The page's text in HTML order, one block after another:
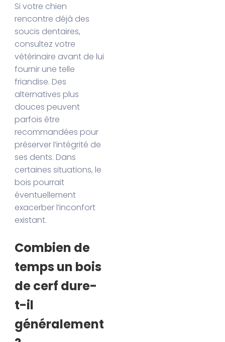
Si votre chien
rencontre déjà des
soucis dentaires,
consultez votre
vétérinaire avant de lui
fournir une telle
friandise. Des
alternatives plus
douces peuvent
parfois être
recommandées pour
préserver l’intégrité de
ses dents. Dans
certaines situations, le
bois pourrait
éventuellement
exacerber l’inconfort
existant.
Combien de
temps un bois
de cerf dure-
t-il
généralement